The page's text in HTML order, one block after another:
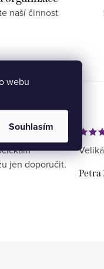
webu
Souhlasím
naší činnost
jen doporučit.
Petra